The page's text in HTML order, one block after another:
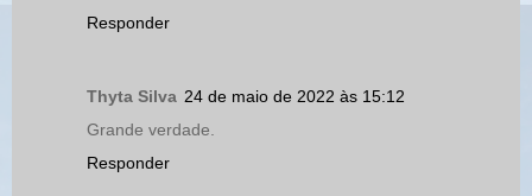
Responder
Thyta Silva 24 de maio de 2022 às 15:12
Grande verdade.
Responder